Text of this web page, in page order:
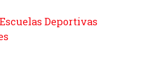
Deportivas